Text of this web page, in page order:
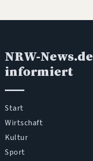
NRW-News.de
informiert
Start
Wirtschaft
Kultur
Sport